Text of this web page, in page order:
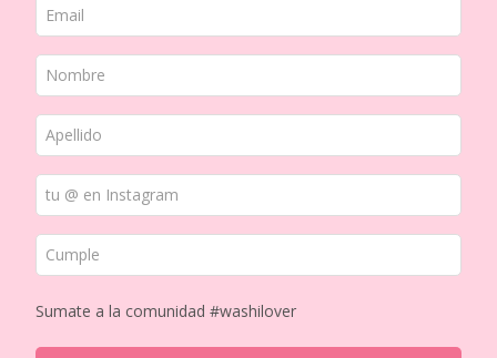
Ordenar por
%OFF
Sumate a la comunidad #washilover